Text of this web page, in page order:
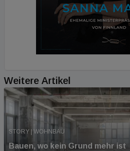
Weitere Artikel
STORY | WOHNBAU
Bauen, wo kein Grund mehr ist